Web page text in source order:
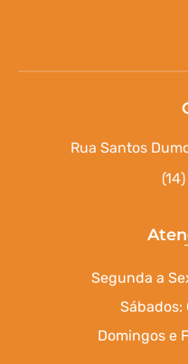
Rua Santos
Segunda a
Sábados:
Domingos e